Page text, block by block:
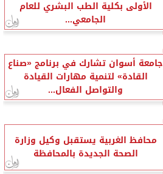
الأولى بكلية الطب البشري للعام
الجامعي...
جامعة أسوان تشارك في برنامج «صناع
القادة» لتنمية مهارات القيادة
والتواصل الفعال...
محافظ الغربية يستقبل وكيل وزارة
الصحة الجديدة بالمحافظة